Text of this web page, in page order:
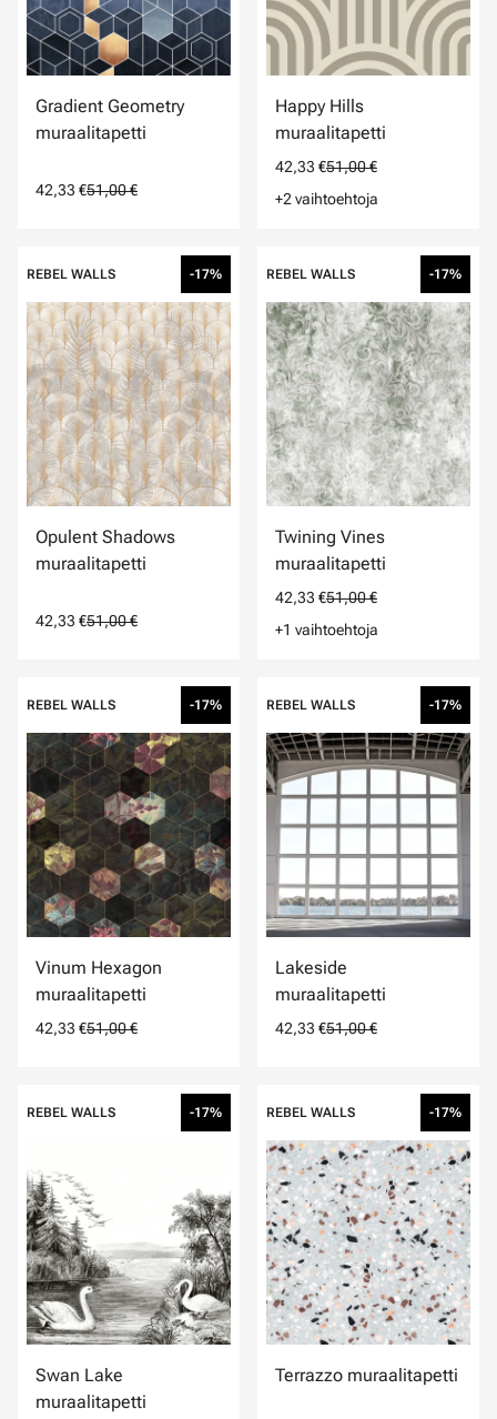
Gradient Geometry
muraalitapetti
42,33 €51,00 €
Happy Hills
muraalitapetti
42,33 €51,00 €
+2 vaihtoehtoja
REBEL WALLS -17%
Opulent Shadows
muraalitapetti
42,33 €51,00 €
REBEL WALLS -17%
Twining Vines
muraalitapetti
42,33 €51,00 €
+1 vaihtoehtoja
REBEL WALLS -17%
Vinum Hexagon
muraalitapetti
42,33 €51,00 €
REBEL WALLS -17%
Lakeside
muraalitapetti
42,33 €51,00 €
REBEL WALLS -17%
Swan Lake
muraalitapetti
REBEL WALLS -17%
Terrazzo muraalitapetti